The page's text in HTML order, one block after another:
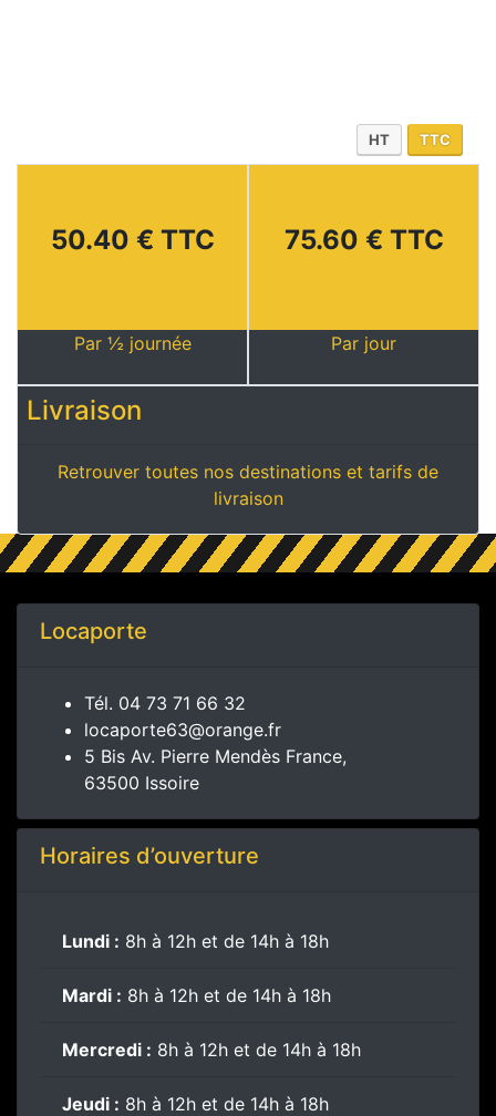
HT TTC
50.40 € TTC
Par ½ journée
75.60 € TTC
Par jour
Livraison
Retrouver toutes nos destinations et tarifs de
livraison
Locaporte
Tél. 04 73 71 66 32
locaporte63@orange.fr
5 Bis Av. Pierre Mendès France,
63500 Issoire
Horaires d’ouverture
Lundi : 8h à 12h et de 14h à 18h
Mardi : 8h à 12h et de 14h à 18h
Mercredi : 8h à 12h et de 14h à 18h
Jeudi : 8h à 12h et de 14h à 18h